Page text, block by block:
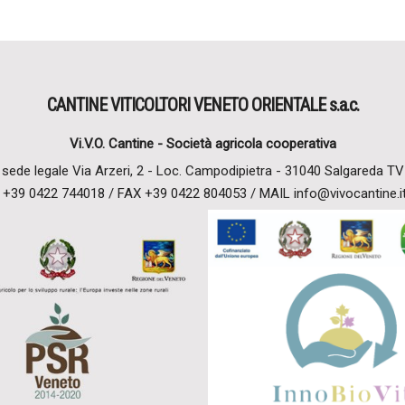
CANTINE VITICOLTORI VENETO ORIENTALE s.a.c.
Vi.V.O. Cantine - Società agricola cooperativa
sede legale Via Arzeri, 2 - Loc. Campodipietra - 31040 Salgareda TV
+39 0422 744018 / FAX +39 0422 804053 / MAIL